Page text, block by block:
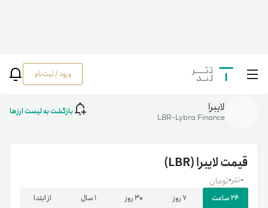
ورود / ثبت‌نام خانه رمزارزها/
LBR
لایبرا
LBR-Lybra Finance
بازگشت به لیست ارزها
قیمتلایبرا
-تومان -تتر
۲۴ ساعت ۷ روز ۳۰ روز ۱ سال از ابتدا